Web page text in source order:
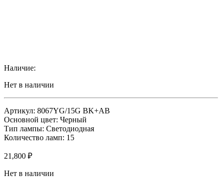
Наличие:
Нет в наличии
Артикул: 8067YG/15G BK+AB
Основной цвет: Черный
Тип лампы: Светодиодная
Количество ламп: 15
21,800 ₽
Нет в наличии